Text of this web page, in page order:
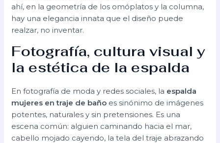
ahí, en la geometría de los omóplatos y la columna,
hay una elegancia innata que el diseño puede
realzar, no inventar.
Fotografía, cultura visual y
la estética de la espalda
En fotografía de moda y redes sociales, la espalda
mujeres en traje de baño es sinónimo de imágenes
potentes, naturales y sin pretensiones. Es una
escena común: alguien caminando hacia el mar,
cabello mojado cayendo, la tela del traje abrazando